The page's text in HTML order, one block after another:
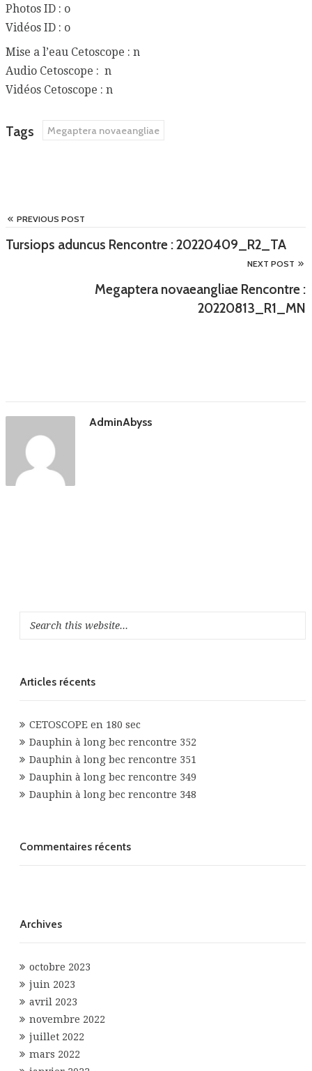
Photos ID : o
Vidéos ID : o
Mise a l’eau Cetoscope : n
Audio Cetoscope : n
Vidéos Cetoscope : n
Tags Megaptera novaeangliae
PREVIOUS POST
Tursiops aduncus Rencontre : 20220409_R2_TA
NEXT POST
Megaptera novaeangliae Rencontre :
20220813_R1_MN
AdminAbyss
Articles récents
CETOSCOPE en 180 sec
Dauphin à long bec rencontre 352
Dauphin à long bec rencontre 351
Dauphin à long bec rencontre 349
Dauphin à long bec rencontre 348
Commentaires récents
Archives
octobre 2023
juin 2023
avril 2023
novembre 2022
juillet 2022
mars 2022